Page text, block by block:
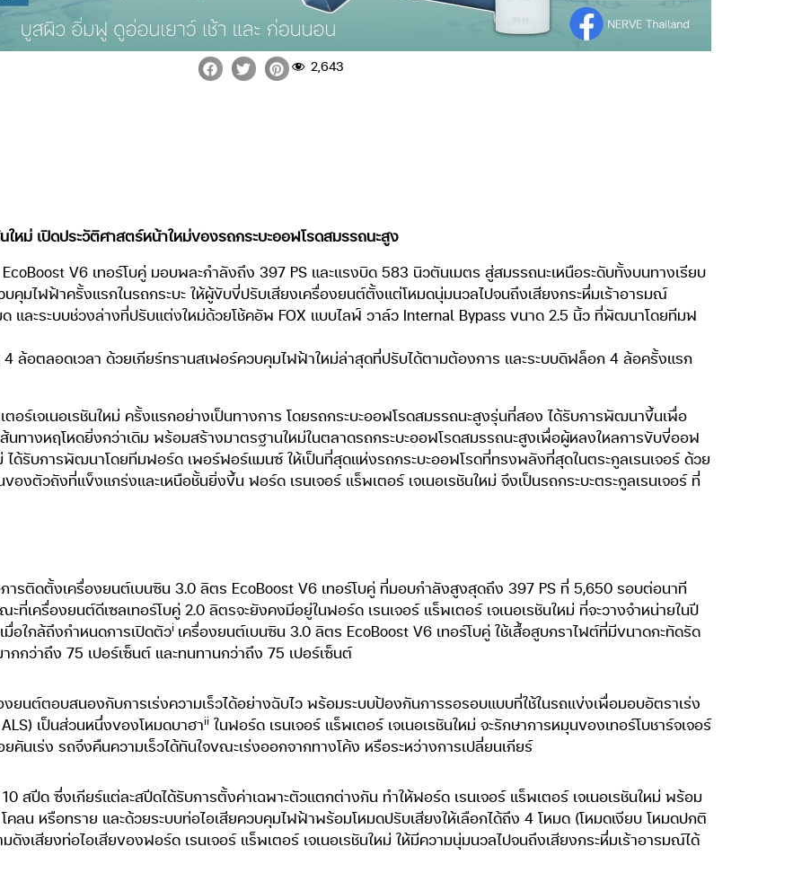
2,643
ใหม่ เปิดประวัติศาสตร์หน้าใหม่ของรถกระบะออฟโรดสมรรถนะสูง
V6 เทอร์โบคู่ มอบพละกำลังถึง 397 PS และแรงบิด 583 นิวตันเมตร สู่สมรรถนะเหนือระดับทั้งบนทางเรียบ
คุมไฟฟ้าครั้งแรกในรถกระบะ ให้ผู้ขับขี่ปรับเสียงเครื่องยนต์ตั้งแต่โหมดนุ่มนวลไปจนถึงเสียงกระหึ่มเร้าอารมณ์
ละระบบช่วงล่างที่ปรับแต่งใหม่ด้วยโช้คอัพ FOX แบบไลฟ์ วาล์ว Internal Bypass ขนาด 2.5 นิ้ว ที่พัฒนาโดยทีมฟ
ล้อตลอดเวลา ด้วยเกียร์ทรานสเฟอร์ควบคุมไฟฟ้าใหม่ล่าสุดที่ปรับได้ตามต้องการ และระบบดิฟล็อก 4 ล้อครั้งแรก
อร์เจเนอเรชันใหม่ ครั้งแรกอย่างเป็นทางการ โดยรถกระบะออฟโรดสมรรถนะสูงรุ่นที่สอง ได้รับการพัฒนาขึ้นเพื่อ
ทางหฤโหดยิ่งกว่าเดิม พร้อมสร้างมาตรฐานใหม่ในตลาดรถกระบะออฟโรดสมรรถนะสูงเพื่อผู้หลงใหลการขับขี่ออฟ
ได้รับการพัฒนาโดยทีมฟอร์ด เพอร์ฟอร์แมนซ์ ให้เป็นที่สุดแห่งรถกระบะออฟโรดที่ทรงพลังที่สุดในตระกูลเรนเจอร์ ด้วย
งตัวถังที่แข็งแกร่งและเหนือชั้นยิ่งขึ้น ฟอร์ด เรนเจอร์ แร็พเตอร์ เจเนอเรชันใหม่ จึงเป็นรถกระบะตระกูลเรนเจอร์ ที่
รติดตั้งเครื่องยนต์เบนซิน 3.0 ลิตร EcoBoost V6 เทอร์โบคู่ ที่มอบกำลังสูงสุดถึง 397 PS ที่ 5,650 รอบต่อนาที
เครื่องยนต์ดีเซลเทอร์โบคู่ 2.0 ลิตรจะยังคงมีอยู่ในฟอร์ด เรนเจอร์ แร็พเตอร์ เจเนอเรชันใหม่ ที่จะวางจำหน่ายในปี
มื่อใกล้ถึงกำหนดการเปิดตัวi เครื่องยนต์เบนซิน 3.0 ลิตร EcoBoost V6 เทอร์โบคู่ ใช้เสื้อสูบกราไฟต์ที่มีขนาดกะทัดรัด
กกว่าถึง 75 เปอร์เซ็นต์ และทนทานกว่าถึง 75 เปอร์เซ็นต์
นต์ตอบสนองกับการเร่งความเร็วได้อย่างฉับไว พร้อมระบบป้องกันการรอรอบแบบที่ใช้ในรถแข่งเพื่อมอบอัตราเร่ง
เป็นส่วนหนึ่งของโหมดบาฮาiiในฟอร์ด เรนเจอร์ แร็พเตอร์ เจเนอเรชันใหม่ จะรักษาการหมุนของเทอร์โบชาร์จเจอร์
นเร่ง รถจึงคืนความเร็วได้ทันใจขณะเร่งออกจากทางโค้ง หรือระหว่างการเปลี่ยนเกียร์
สปีด ซึ่งเกียร์แต่ละสปีดได้รับการตั้งค่าเฉพาะตัวแตกต่างกัน ทำให้ฟอร์ด เรนเจอร์ แร็พเตอร์ เจเนอเรชันใหม่ พร้อม
คลน หรือทราย และด้วยระบบท่อไอเสียควบคุมไฟฟ้าพร้อมโหมดปรับเสียงให้เลือกได้ถึง 4 โหมด (โหมดเงียบ โหมดปกติ
ดังเสียงท่อไอเสียของฟอร์ด เรนเจอร์ แร็พเตอร์ เจเนอเรชันใหม่ ให้มีความนุ่มนวลไปจนถึงเสียงกระหึ่มเร้าอารมณ์ได้